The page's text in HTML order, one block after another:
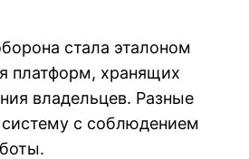
стала эталоном
платформ, хранящих
владельцев. Разные
с соблюдением